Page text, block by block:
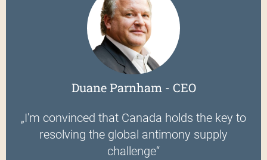
Duane Parnham - CEO
„I'm convinced that Canada holds the key to
resolving the global antimony supply
challenge“